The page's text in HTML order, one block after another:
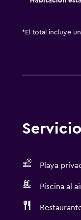
* El total incluye
Playa
Piscina al